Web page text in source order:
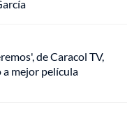
de Caracol TV,
mejor película